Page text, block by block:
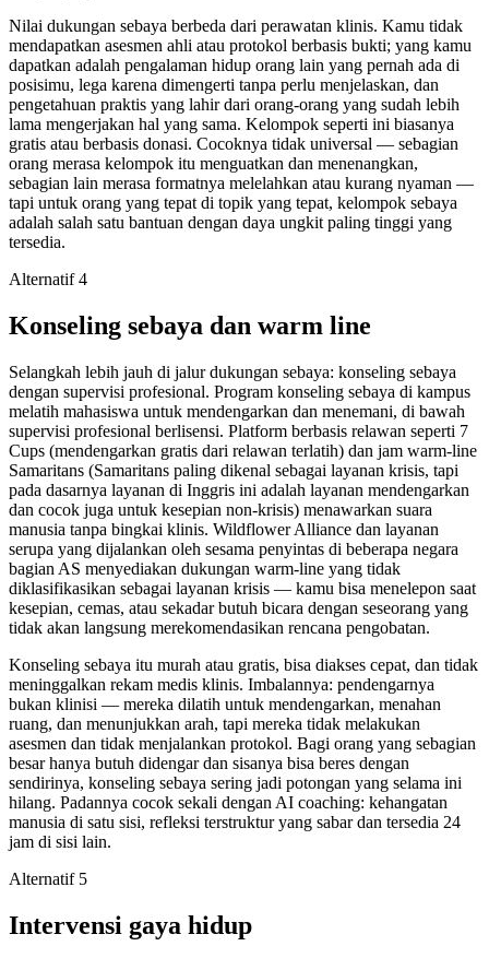
Nilai dukungan sebaya berbeda dari perawatan klinis. Kamu tidak
mendapatkan asesmen ahli atau protokol berbasis bukti; yang kamu
dapatkan adalah pengalaman hidup orang lain yang pernah ada di
posisimu, lega karena dimengerti tanpa perlu menjelaskan, dan
pengetahuan praktis yang lahir dari orang-orang yang sudah lebih
lama mengerjakan hal yang sama. Kelompok seperti ini biasanya
gratis atau berbasis donasi. Cocoknya tidak universal — sebagian
orang merasa kelompok itu menguatkan dan menenangkan,
sebagian lain merasa formatnya melelahkan atau kurang nyaman —
tapi untuk orang yang tepat di topik yang tepat, kelompok sebaya
adalah salah satu bantuan dengan daya ungkit paling tinggi yang
tersedia.
Alternatif 4
Konseling sebaya dan warm line
Selangkah lebih jauh di jalur dukungan sebaya: konseling sebaya
dengan supervisi profesional. Program konseling sebaya di kampus
melatih mahasiswa untuk mendengarkan dan menemani, di bawah
supervisi profesional berlisensi. Platform berbasis relawan seperti 7
Cups (mendengarkan gratis dari relawan terlatih) dan jam warm-line
Samaritans (Samaritans paling dikenal sebagai layanan krisis, tapi
pada dasarnya layanan di Inggris ini adalah layanan mendengarkan
dan cocok juga untuk kesepian non-krisis) menawarkan suara
manusia tanpa bingkai klinis. Wildflower Alliance dan layanan
serupa yang dijalankan oleh sesama penyintas di beberapa negara
bagian AS menyediakan dukungan warm-line yang tidak
diklasifikasikan sebagai layanan krisis — kamu bisa menelepon saat
kesepian, cemas, atau sekadar butuh bicara dengan seseorang yang
tidak akan langsung merekomendasikan rencana pengobatan.
Konseling sebaya itu murah atau gratis, bisa diakses cepat, dan tidak
meninggalkan rekam medis klinis. Imbalannya: pendengarnya
bukan klinisi — mereka dilatih untuk mendengarkan, menahan
ruang, dan menunjukkan arah, tapi mereka tidak melakukan
asesmen dan tidak menjalankan protokol. Bagi orang yang sebagian
besar hanya butuh didengar dan sisanya bisa beres dengan
sendirinya, konseling sebaya sering jadi potongan yang selama ini
hilang. Padannya cocok sekali dengan AI coaching: kehangatan
manusia di satu sisi, refleksi terstruktur yang sabar dan tersedia 24
jam di sisi lain.
Alternatif 5
Intervensi gaya hidup